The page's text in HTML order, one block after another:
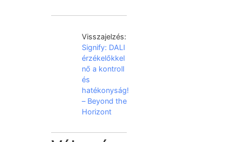
Visszajelzés:
Signify: DALI
érzékelőkkel
nő a kontroll
és
hatékonyság!
– Beyond the
Horizont